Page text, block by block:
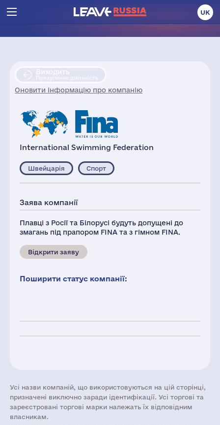
UK
Виходить
Призупиняє діяльність
Оновити інформацію про компанію
International Swimming Federation
Швейцарія Спорт
Заява компанії
Плавці з Росії та Білорусі будуть допущені до
змагань під прапором FINA та з гімном FINA.
Відкрити заяву
Поширити статус компанії:
Усі назви компаній, що використовуються на цій сторінці,
призначені виключно заради ідентифікації. Усі торгові та
зареєстровані торгові марки належать їх відповідним
власникам.